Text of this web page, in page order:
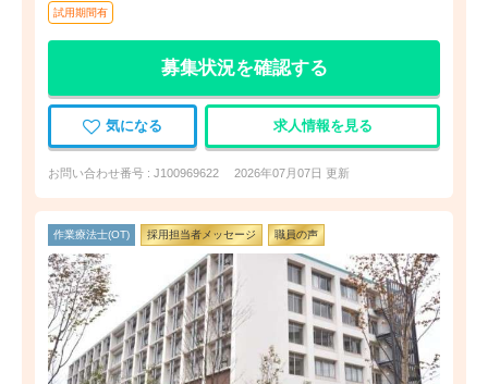
試用期間有
募集状況を確認する
気になる 求人情報を見る
お問い合わせ番号 : J100969622 2026年07月07日 更新
作業療法士(OT) 採用担当者メッセージ 職員の声